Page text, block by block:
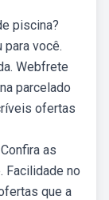
piscina?
para você.
Webfrete
parcelado
ofertas
as
Facilidade no
que a